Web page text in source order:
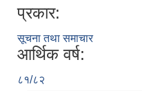
प्रकार:
सूचना तथा समाचार
आर्थिक वर्ष:
८१/८२